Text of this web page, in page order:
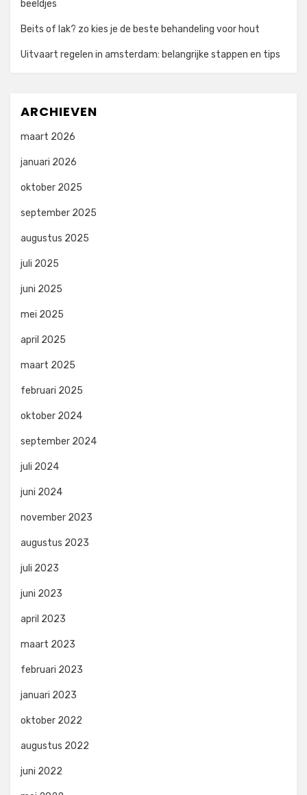
beeldjes
Beits of lak? zo kies je de beste behandeling voor hout
Uitvaart regelen in amsterdam: belangrijke stappen en tips
ARCHIEVEN
maart 2026
januari 2026
oktober 2025
september 2025
augustus 2025
juli 2025
juni 2025
mei 2025
april 2025
maart 2025
februari 2025
oktober 2024
september 2024
juli 2024
juni 2024
november 2023
augustus 2023
juli 2023
juni 2023
april 2023
maart 2023
februari 2023
januari 2023
oktober 2022
augustus 2022
juni 2022